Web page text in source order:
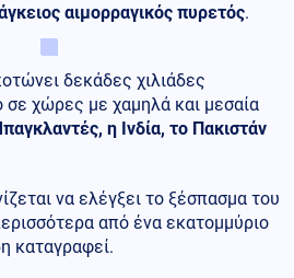
αιμορραγικός πυρετός.
δεκάδες χιλιάδες
χώρες με χαμηλά και μεσαία
η Ινδία, το Πακιστάν
να ελέγξει το ξέσπασμα του
από ένα εκατομμύριο
καταγραφεί.